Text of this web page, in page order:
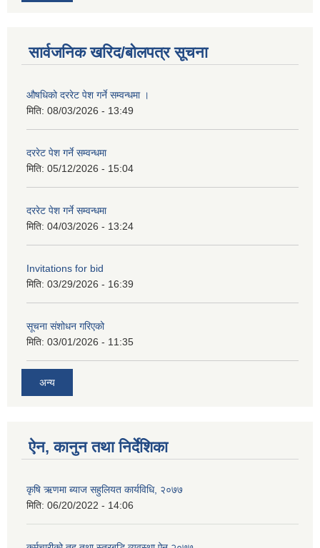
सार्वजनिक खरिद/बोलपत्र सूचना
औषधिको दररेट पेश गर्ने सम्वन्धमा ।
मिति: 08/03/2026 - 13:49
दररेट पेश गर्ने सम्वन्धमा
मिति: 05/12/2026 - 15:04
दररेट पेश गर्ने सम्वन्धमा
मिति: 04/03/2026 - 13:24
Invitations for bid
मिति: 03/29/2026 - 16:39
सूचना संशोधन गरिएको
मिति: 03/01/2026 - 11:35
अन्य
ऐन, कानुन तथा निर्देशिका
कृषि ऋणमा ब्याज सहुलियत कार्यविधि, २०७७
मिति: 06/20/2022 - 14:06